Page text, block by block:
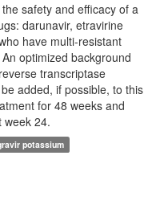
safety and efficacy of a
darunavir, etravirine
have multi-resistant
optimized background
transcriptase
added, if possible, to this
for 48 weeks and
week 24.
potassium